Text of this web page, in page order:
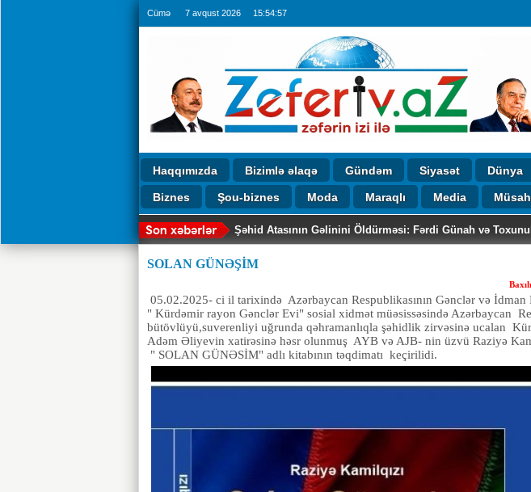
Cümə 7 avqust 2026 15:54:59
Haqqımızda Bizimlə əlaqə Gündəm Siyasət Dünya
Biznes Şou-biznes Moda Maraqlı Media
Şəhid Atasının Gəlinini Öldürməsi: Fərdi Günah və
Canana Legend Mətanət İsgəndərlinin Yaradıcılıq
İqtisadiyyat və Humanitar Kollecində təhsilə verilən böyük
YOLDAN GEÇERKEN HAYAT KURTARAN AZERBAYCAN
Muhamməd Osmanlı: Milli Dəyərlər və Şirvandan
TARIX BOYU FƏXR EDƏCƏYİMİZ FƏXRİ
Azərbaycanlı alim Seymur Nəsirov beynəlxalq konfransda
Aytən Cəbiyeva: Sənət və Yaradıcılıq
Zera Timirli'nin Muhabirlik Zaferi ve Anne Sevgisi
İtkin Şəhid İlham Dadaşovun Taleyi: Anası 33 İl Gözlədi,
SOLAN GÜNƏŞİM
05.02.2025- ci il tarixində Azərbaycan Respublikasının Gənclər və
" Kürdəmir rayon Gənclər Evi" sosial xidmət müəsissəsində Azərbaycan
bütövlüyü,suverenliyi uğrunda qəhramanlıqla şəhidlik zirvəsinə ucalan
Adəm Əliyevin xatirəsinə həsr olunmuş AYB və AJB- nin üzvü Raziyə
" SOLAN GÜNƏSİM" adlı kitabının təqdimatı keçirilidi.